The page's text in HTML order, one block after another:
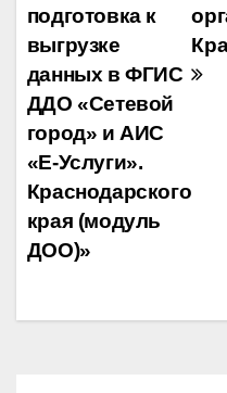
подготовка к
выгрузке
данных в ФГИС
ДДО «Сетевой
город» и АИС
«Е-Услуги».
Краснодарского
края (модуль
ДОО)»